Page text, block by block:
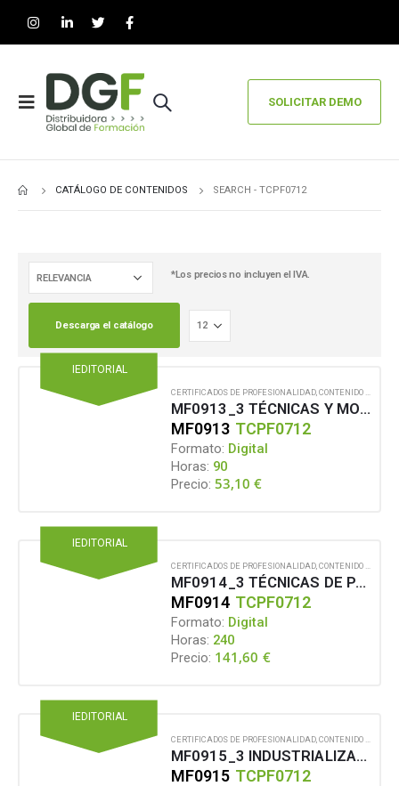
SOLICITAR DEMO
CATÁLOGO DE CONTENIDOS SEARCH - TCPF0712
*Los precios no incluyen el IVA.
Descarga el catálogo
IEDITORIAL
CERTIFICADOS DE PROFESIONALIDAD CONTENIDO EN FORMATO DIGITAL
MF0913_3 TÉCNICAS Y MODELAJE DE PRENDAS SOBRE MANIQUÍ
MF0913 TCPF0712
Formato: Digital
Horas: 90
Precio: 53,10€
IEDITORIAL
CERTIFICADOS DE PROFESIONALIDAD CONTENIDO EN FORMATO DIGITAL
MF0914_3 TÉCNICAS DE PATRONAJE DE ARTÍCULOS DE CONFECCIÓN EN TEXTIL Y PIEL
MF0914 TCPF0712
Formato: Digital
Horas: 240
Precio: 141,60 €
IEDITORIAL
CERTIFICADOS DE PROFESIONALIDAD CONTENIDO EN FORMATO DIGITAL
MF0915_3 INDUSTRIALIZACIÓN DE PATRONES DE ARTÍCULOS DE CONFECCIÓN EN TEXTIL Y PIEL
MF0915 TCPF0712